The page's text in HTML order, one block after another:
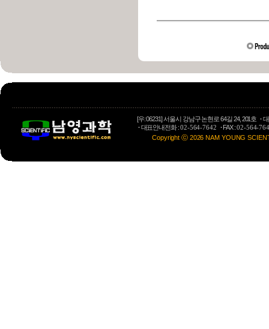
[우: 06231] 서울시 강남구 논현로 64길 24, 201호·
·대표안내전화 :02-564-7642 ·FAX :02-564-
Copyright ⓒ 2026 NAM YOUNG